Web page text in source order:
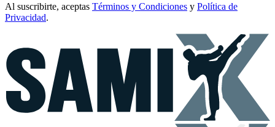
Al suscribirte, aceptas Términos y Condiciones y Política de
Privacidad.